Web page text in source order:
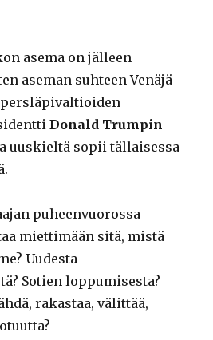
asema on jälleen
aseman suhteen Venäjä
Donald Trumpin
uuskieltä sopii tällaisessa
puheenvuorossa
miettimään sitä, mistä
Uudesta
Sotien loppumisesta?
rakastaa, välittää,